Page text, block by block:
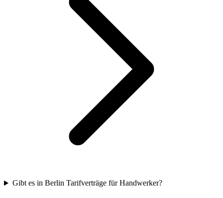
Gibt es in Berlin Tarifverträge für Handwerker?